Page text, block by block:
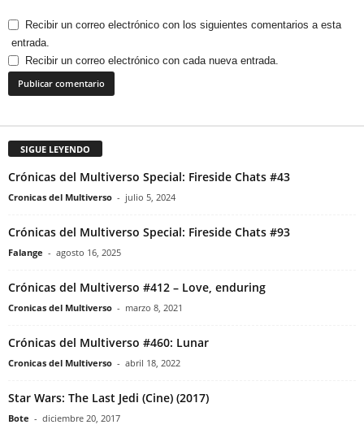
Recibir un correo electrónico con los siguientes comentarios a esta
entrada.
Recibir un correo electrónico con cada nueva entrada.
SIGUE LEYENDO
Crónicas del Multiverso Special: Fireside Chats #43
Cronicas del Multiverso - julio 5, 2024
Crónicas del Multiverso Special: Fireside Chats #93
Falange - agosto 16, 2025
Crónicas del Multiverso #412 – Love, enduring
Cronicas del Multiverso - marzo 8, 2021
Crónicas del Multiverso #460: Lunar
Cronicas del Multiverso - abril 18, 2022
Star Wars: The Last Jedi (Cine) (2017)
Bote - diciembre 20, 2017